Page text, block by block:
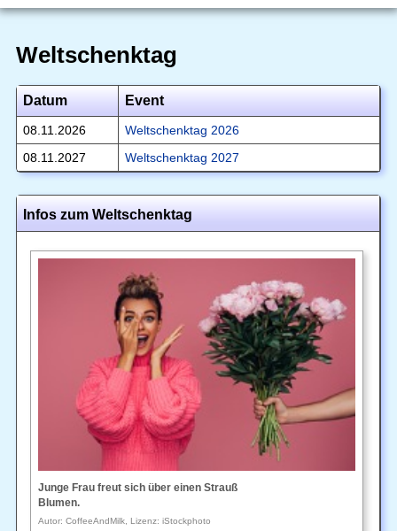
Weltschenktag
Datum Event
08.11.2026
Weltschenktag 2026
08.11.2027
Weltschenktag 2027
Infos zum Weltschenktag
Junge Frau freut sich über einen Strauß
Blumen.
Autor: CoffeeAndMilk, Lizenz: iStockphoto